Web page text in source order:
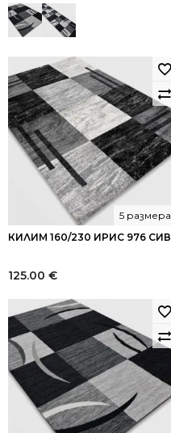
КИЛИМ 160/230 ИРИС 976 СИВ
5 размера
125.00 €